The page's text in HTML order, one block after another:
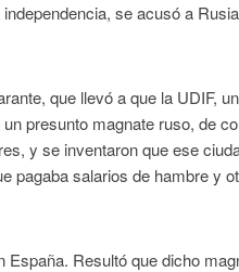
se acusó a
que llevó a que la UDIF,
presunto magnate ruso, de
y se inventaron que ese
pagaba salarios de hambre y
España. Resultó que dicho